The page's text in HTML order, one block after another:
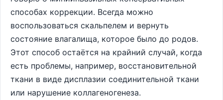
способах коррекции. Всегда можно
воспользоваться скальпелем и вернуть
состояние влагалища, которое было до родов.
Этот способ остаётся на крайний случай, когда
есть проблемы, например, восстановительной
ткани в виде дисплазии соединительной ткани
или нарушение коллагеногенеза.